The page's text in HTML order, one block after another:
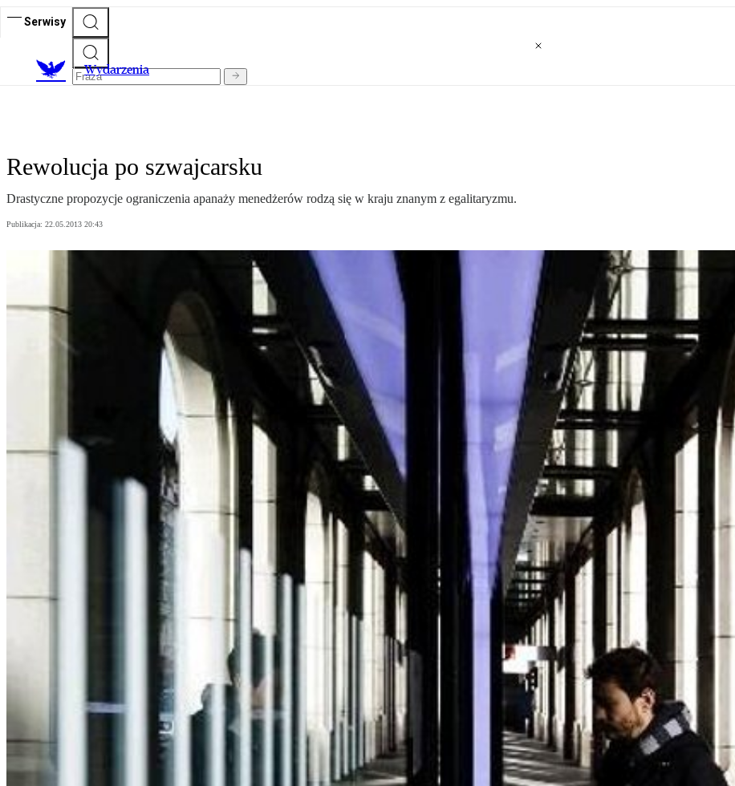
Serwisy
Wydarzenia
Rewolucja po szwajcarsku
Drastyczne propozycje ograniczenia apanaży menedżerów rodzą się w kraju znanym z egalitaryzmu.
Publikacja: 22.05.2013 20:43